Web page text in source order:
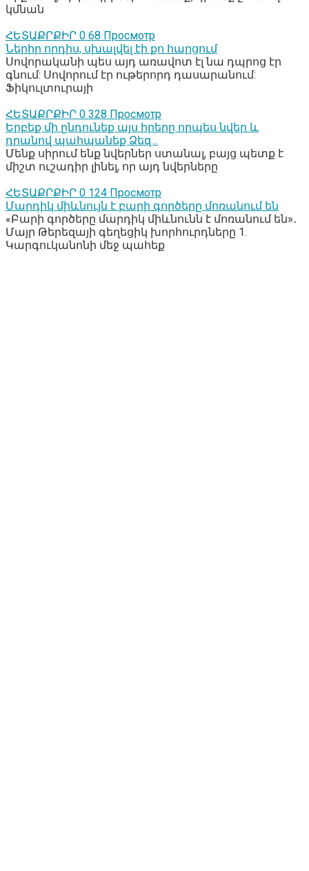
կմնան
ՀԵՏԱՔՐՔԻՐ 0 68 Просмотр
Ներիր որդիս, սխալվել էի քո հարցում
Սովորականի պես այդ առավոտ էլ նա դպրոց էր
գնում: Սովորում էր ութերորդ դասարանում:
Ֆիկուլտուրայի
ՀԵՏԱՔՐՔԻՐ 0 328 Просмотр
Երբեք մի ընդունեք այս իրերը որպես նվեր և
դրանով պահպանեք Ձեզ…
Մենք սիրում ենք նվերներ ստանալ, բայց պետք է
միշտ ուշադիր լինել, որ այդ նվերները
ՀԵՏԱՔՐՔԻՐ 0 124 Просмотр
Մարդիկ միևնույն է բարի գործերը մոռանում են
«Բարի գործերը մարդիկ միևնունն է մոռանում են»․
Մայր Թերեզայի գեղեցիկ խորհուրդները 1.
Կարգուկանոնի մեջ պահեք